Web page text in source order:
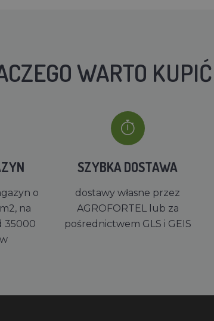
WARTO
o
na
35000
SZYBKA DOSTAWA
dostawy własne przez
AGROFORTEL lub za
pośrednictwem GLS i GEIS